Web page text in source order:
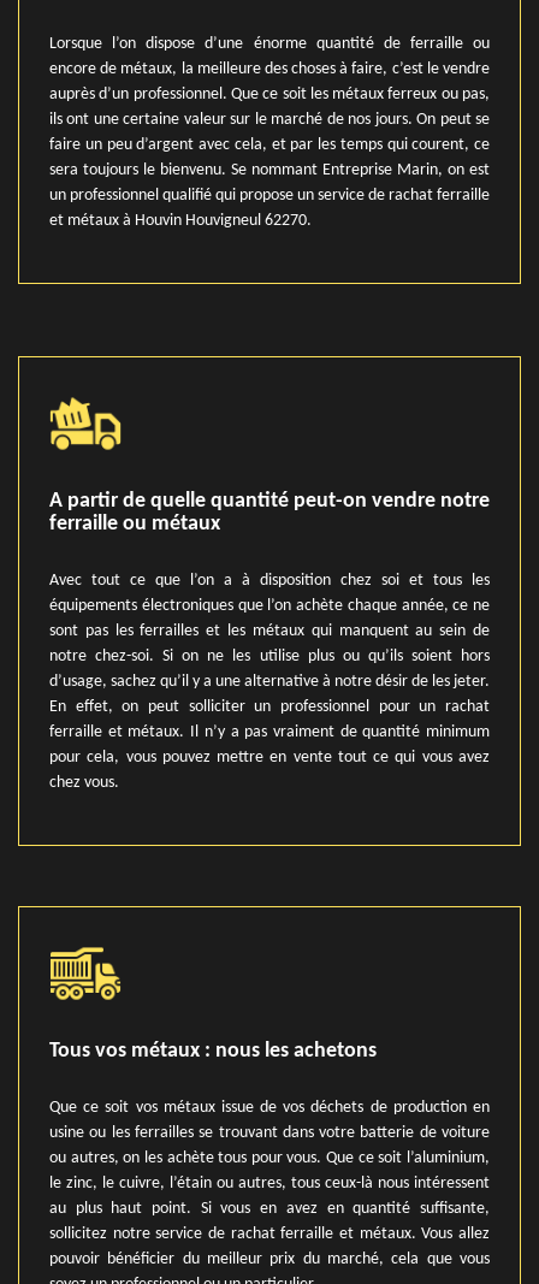
Lorsque l’on dispose d’une énorme quantité de ferraille ou
encore de métaux, la meilleure des choses à faire, c’est le vendre
auprès d’un professionnel. Que ce soit les métaux ferreux ou pas,
ils ont une certaine valeur sur le marché de nos jours. On peut se
faire un peu d’argent avec cela, et par les temps qui courent, ce
sera toujours le bienvenu. Se nommant Entreprise Marin, on est
un professionnel qualifié qui propose un service de rachat ferraille
et métaux à Houvin Houvigneul 62270.
A partir de quelle quantité peut-on vendre notre
ferraille ou métaux
Avec tout ce que l’on a à disposition chez soi et tous les
équipements électroniques que l’on achète chaque année, ce ne
sont pas les ferrailles et les métaux qui manquent au sein de
notre chez-soi. Si on ne les utilise plus ou qu’ils soient hors
d’usage, sachez qu’il y a une alternative à notre désir de les jeter.
En effet, on peut solliciter un professionnel pour un rachat
ferraille et métaux. Il n’y a pas vraiment de quantité minimum
pour cela, vous pouvez mettre en vente tout ce qui vous avez
chez vous.
Tous vos métaux : nous les achetons
Que ce soit vos métaux issue de vos déchets de production en
usine ou les ferrailles se trouvant dans votre batterie de voiture
ou autres, on les achète tous pour vous. Que ce soit l’aluminium,
le zinc, le cuivre, l’étain ou autres, tous ceux-là nous intéressent
au plus haut point. Si vous en avez en quantité suffisante,
sollicitez notre service de rachat ferraille et métaux. Vous allez
pouvoir bénéficier du meilleur prix du marché, cela que vous